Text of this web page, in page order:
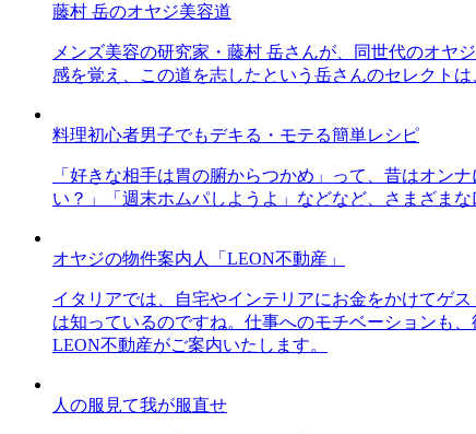
藤村 岳のオヤジ美容道
メンズ美容の研究家・藤村 岳さんが、同世代のオヤ
感を覚え、この道を志したという岳さんのセレクト
料理初心者男子でもデキる・モテる簡単レシピ
「好きな相手は胃の腑からつかめ」って、昔はオン
い？」「週末ホムパしようよ」などなど、さまざま
オヤジの物件案内人「LEON不動産」
イタリアでは、自宅やインテリアにお金をかけてゲ
は知っているのですね。仕事へのモチベーションも
LEON不動産がご案内いたします。
人の服見て我が服直せ